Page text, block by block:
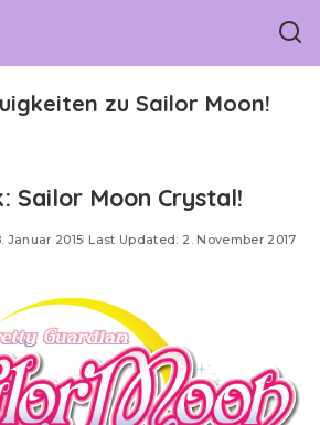
zu Sailor Moon!
Sailor Moon Crystal!
Januar 2015 Last Updated: 2. November 2017